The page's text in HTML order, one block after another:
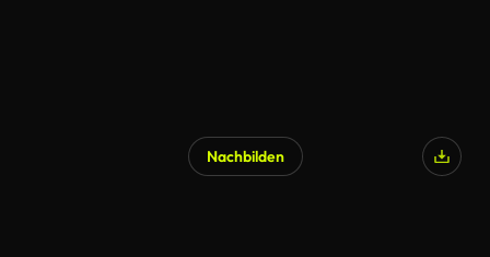
Nachbilden